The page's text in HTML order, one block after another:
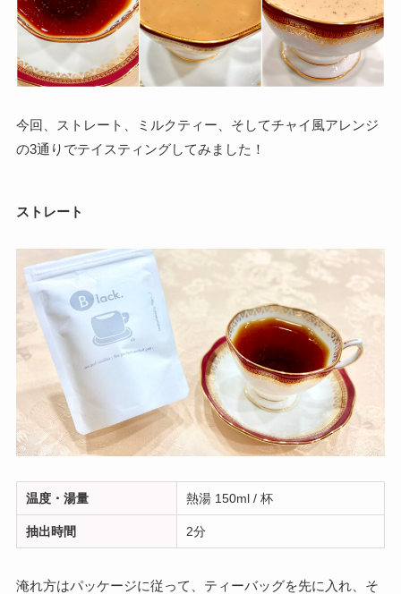
今回、ストレート、ミルクティー、そしてチャイ風アレンジ
の3通りでテイスティングしてみました！
ストレート
温度・湯量 熱湯 150ml / 杯
抽出時間 2分
淹れ方はパッケージに従って、ティーバッグを先に入れ、そ